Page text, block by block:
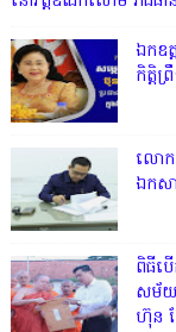
ឯកឧ
កិត្តិ
លោក
ឯកស
ពិធីប
សម័យ
ហ៊ុន